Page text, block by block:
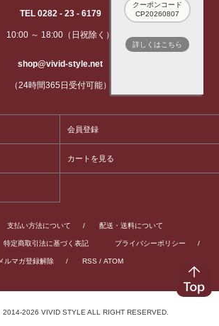
TEL 0282 - 23 - 6179
10:00 ～ 18:00（日祝除く）
shop@vivid-style.net
（24時間365日受付可能）
会員登録
カートを見る
支払い方法について / 配送・送料について
特定商取引法に基づく表記 プライバシーポリシー /
メルマガ登録解除 / RSS / ATOM
2014-2026 VIVID STYLE ALL RIGHT RESERVED.
クーポンコード
CP20260807
詳しくはこちら